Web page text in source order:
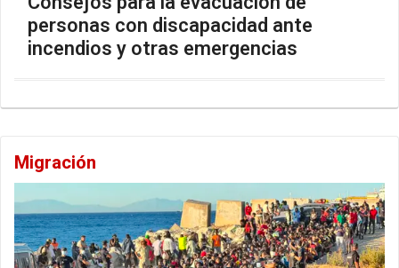
personas con discapacidad ante
incendios y otras emergencias
Migración